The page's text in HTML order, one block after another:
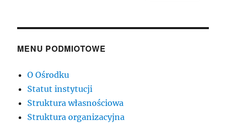
BIP:
MENU PODMIOTOWE
O Ośrodku
Statut instytucji
Struktura własnościowa
Struktura organizacyjna